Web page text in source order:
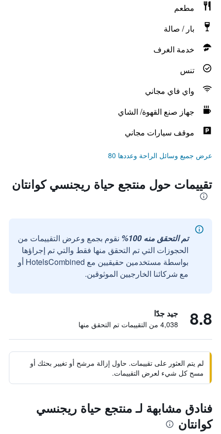
مطعم
بار / صالة
خدمة الغرف
تنس
واي فاي مجاني
جهاز صنع القهوة/ الشاي
موقف سيارات مجاني
عرض جميع وسائل الراحة وعددها 80
تقييمات حول منتجع حياة ريجنسي كوانتان
تم التحقق منه 100%
نقوم بجمع وعرض التقييمات من
الحجوزات التي تم التحقق منها فقط والتي تم إجراؤها
بواسطة مستخدمين حقيقيين مع HotelsCombined أو
مع شركائنا الخارجيين الموثوقين.
8.8 جيد جدًا
4,038 من التقييمات تم التحقق منها
لم يتم العثور على تقييمات. حاول إزالة مرشح أو تغيير بحثك أو
مسح كل شيء لعرض التقييمات.
فنادق مشابهة لـ منتجع حياة ريجنسي
كوانتان